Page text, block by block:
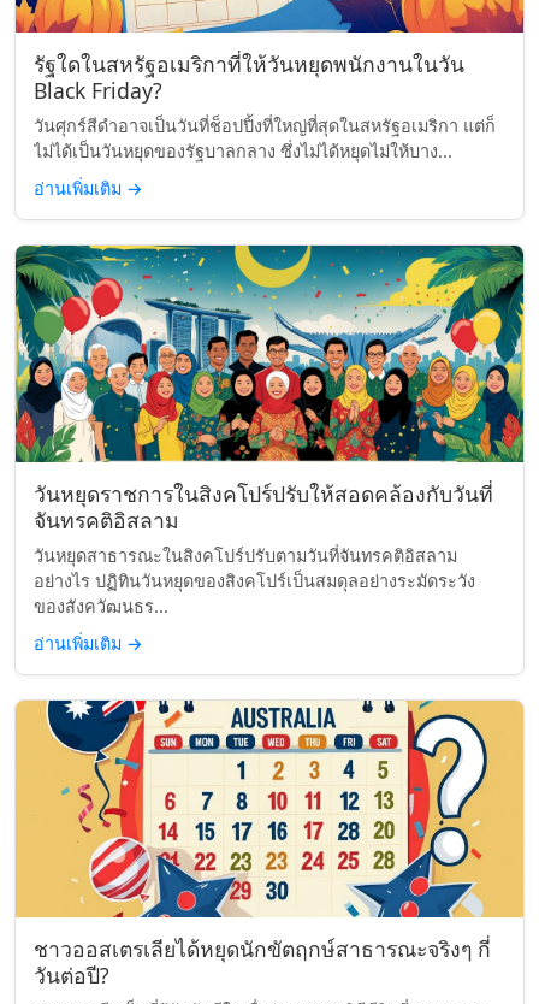
รัฐใดในสหรัฐอเมริกาที่ให้วันหยุดพนักงานในวัน
Black Friday?
วันศุกร์สีดำอาจเป็นวันที่ช็อปปิ้งที่ใหญ่ที่สุดในสหรัฐอเมริกา แต่ก็
ไม่ได้เป็นวันหยุดของรัฐบาลกลาง ซึ่งไม่ได้หยุดไม่ให้บาง...
อ่านเพิ่มเติม →
วันหยุดราชการในสิงคโปร์ปรับให้สอดคล้องกับวันที่
จันทรคติอิสลาม
วันหยุดสาธารณะในสิงคโปร์ปรับตามวันที่จันทรคติอิสลาม
อย่างไร ปฏิทินวันหยุดของสิงคโปร์เป็นสมดุลอย่างระมัดระวัง
ของสังควัฒนธร...
อ่านเพิ่มเติม →
ชาวออสเตรเลียได้หยุดนักขัตฤกษ์สาธารณะจริงๆ กี่
วันต่อปี?